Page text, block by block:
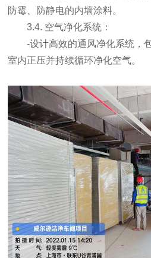
防霉、防静电的内墙涂料。
3.4. 空气净化系统：
-设计高效的通风净化系统，
室内正压并持续循环净化空气。